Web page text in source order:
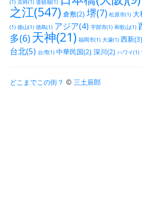
(1) 京終(1) 道頓堀(1)
之江(547) 倉敷(2) 堺(7) 松原市(1) 大
(1) 徳山(1) 徳島(1) アジア(4) 宇部市(1) 和歌山(1)
多(6) 天神(21) 福岡市(1) 大濠(1) 西新(3)
台北(5) 台湾(1) 中華民国(2) 深川(2) ハワイ(1)
どこまでこの街？ © 三土辰郎